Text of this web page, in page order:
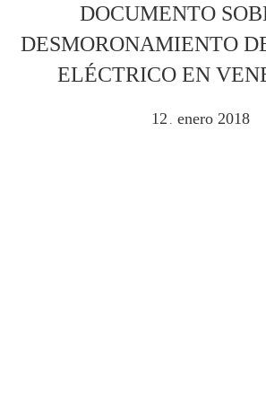
DOCUMENTO
DESMORONAMIENTO
ELÉCTRICO EN
12 enero 2018